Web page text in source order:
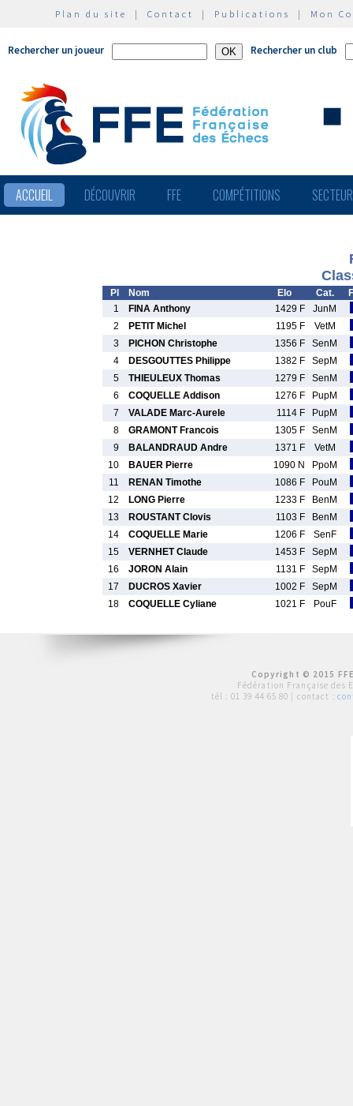
Plan du site | Contact | Publications | Mon
Rechercher un joueur Rechercher un club
ACCUEIL DÉCOUVRIR FFE COMPÉTITIONS
Pl Nom Elo Cat.
1
FINA Anthony 1429 F
JunM
2
PETIT Michel 1195 F
VetM
3
PICHON Christophe 1356 F
SenM
4
DESGOUTTES Philippe 1382 F
SepM
5
THIEULEUX Thomas 1279 F
SenM
6
COQUELLE Addison 1276 F
PupM
7
VALADE Marc-Aurele 1114 F
PupM
8
GRAMONT Francois 1305 F
SenM
9
BALANDRAUD Andre 1371 F
VetM
10
BAUER Pierre 1090 N
PpoM
11
RENAN Timothe 1086 F
PouM
12
LONG Pierre 1233 F
BenM
13
ROUSTANT Clovis 1103 F
BenM
14
COQUELLE Marie 1206 F
SenF
15
VERNHET Claude 1453 F
SepM
16
JORON Alain 1131 F
SepM
17
DUCROS Xavier 1002 F
SepM
18
COQUELLE Cyliane 1021 F PouF
Copyright © 2015
Fédération Française des
tél : 01 39 44 65 80 | contact :